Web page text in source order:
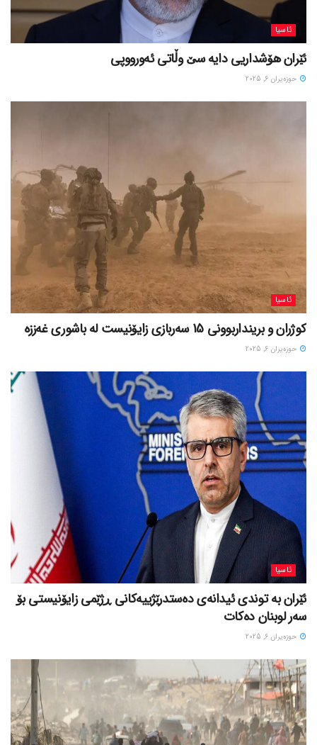
ئاسیا
ئێران هۆشداریی دایە سێ وڵاتی ئەورووپی
حوزه‌یران 6, 2025
ئاسیا
کوژران و برینداربوونی 15 سەربازی زایۆنیست لە باشوری غەززە
حوزه‌یران 6, 2025
ئاسیا
ئێران بە توندی ئیدانەی دەستدرێژییەکانی ڕژێمی زایۆنیستی بۆ
سەر لوبنان دەکات
حوزه‌یران 6, 2025